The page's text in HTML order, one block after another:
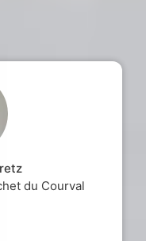
du Courval